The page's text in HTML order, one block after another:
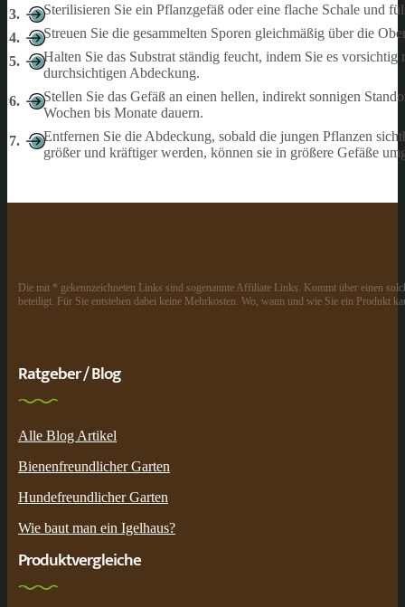
Sterilisieren Sie ein Pflanzgefäß oder eine flache Schale und
Streuen Sie die gesammelten Sporen gleichmäßig über die
Halten Sie das Substrat ständig feucht, indem Sie es
durchsichtigen Abdeckung.
Stellen Sie das Gefäß an einen hellen, indirekt sonnigen
Wochen bis Monate dauern.
Entfernen Sie die Abdeckung, sobald die jungen Pflanzen
größer und kräftiger werden, können sie in größere Gefäße
Die mit * gekennzeichneten Links sind sogenannte Affiliate Links. Kommt über einen
beteiligt. Für Sie entstehen dabei keine Mehrkosten. Wo, wann und wie Sie ein Produkt
Ratgeber / Blog
Alle Blog Artikel
Bienenfreundlicher Garten
Hundefreundlicher Garten
Wie baut man ein Igelhaus?
Produktvergleiche